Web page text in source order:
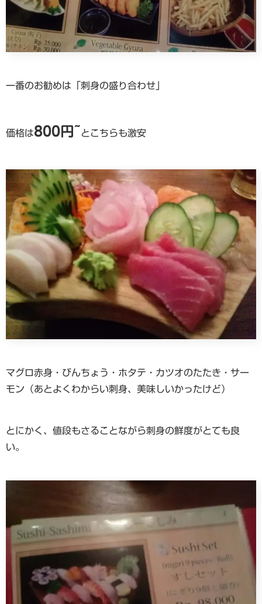
一番のお勧めは「刺身の盛り合わせ」
価格は800円~とこちらも激安
マグロ赤身・びんちょう・ホタテ・カツオのたたき・サー
モン（あとよくわからい刺身、美味しいかったけど）
とにかく、値段もさることながら刺身の鮮度がとても良
い。